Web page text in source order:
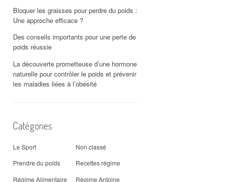
Bloquer les graisses pour perdre du poids :
Une approche efficace ?
Des conseils importants pour une perte de
poids réussie
La découverte prometteuse d’une hormone
naturelle pour contrôler le poids et prévenir
les maladies liées à l’obésité
Catégories
Le Sport
Non classé
Prendre du poids
Recettes régime
Régime Alimentaire
Régime Antoine